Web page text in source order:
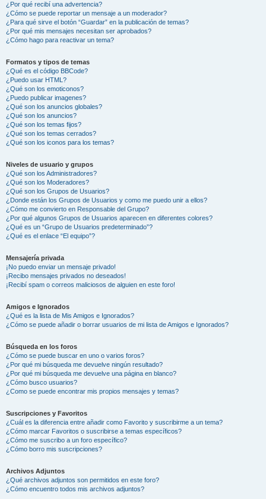
¿Por qué recibí una advertencia?
¿Cómo se puede reportar un mensaje a un moderador?
¿Para qué sirve el botón “Guardar” en la publicación de temas?
¿Por qué mis mensajes necesitan ser aprobados?
¿Cómo hago para reactivar un tema?
Formatos y tipos de temas
¿Qué es el código BBCode?
¿Puedo usar HTML?
¿Qué son los emoticonos?
¿Puedo publicar imagenes?
¿Qué son los anuncios globales?
¿Qué son los anuncios?
¿Qué son los temas fijos?
¿Qué son los temas cerrados?
¿Qué son los iconos para los temas?
Niveles de usuario y grupos
¿Qué son los Administradores?
¿Qué son los Moderadores?
¿Qué son los Grupos de Usuarios?
¿Donde están los Grupos de Usuarios y como me puedo unir a ellos?
¿Cómo me convierto en Responsable del Grupo?
¿Por qué algunos Grupos de Usuarios aparecen en diferentes colores?
¿Qué es un “Grupo de Usuarios predeterminado”?
¿Qué es el enlace “El equipo”?
Mensajería privada
¡No puedo enviar un mensaje privado!
¡Recibo mensajes privados no deseados!
¡Recibí spam o correos maliciosos de alguien en este foro!
Amigos e Ignorados
¿Qué es la lista de Mis Amigos e Ignorados?
¿Cómo se puede añadir o borrar usuarios de mi lista de Amigos e Ignorados?
Búsqueda en los foros
¿Cómo se puede buscar en uno o varios foros?
¿Por qué mi búsqueda me devuelve ningún resultado?
¿Por qué mi búsqueda me devuelve una página en blanco?
¿Cómo busco usuarios?
¿Como se puede encontrar mis propios mensajes y temas?
Suscripciones y Favoritos
¿Cuál es la diferencia entre añadir como Favorito y suscribirme a un tema?
¿Cómo marcar Favoritos o suscribirse a temas específicos?
¿Cómo me suscribo a un foro específico?
¿Cómo borro mis suscripciones?
Archivos Adjuntos
¿Qué archivos adjuntos son permitidos en este foro?
¿Cómo encuentro todos mis archivos adjuntos?